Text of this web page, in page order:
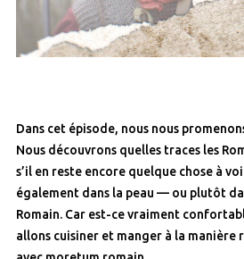
Dans cet épisode, nous nous
Nous découvrons quelles traces les
s’il en reste encore quelque chose à
également dans la peau — ou plutôt
Romain. Car est-ce vraiment
allons cuisiner et manger à la manière